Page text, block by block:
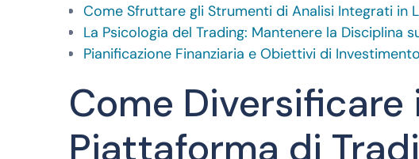
Come Sfruttare gli Strumenti di Analisi Integrati in
La Psicologia del Trading: Mantenere la Disciplina
Pianificazione Finanziaria e Obiettivi di
Come Diversificare
Piattaforma di